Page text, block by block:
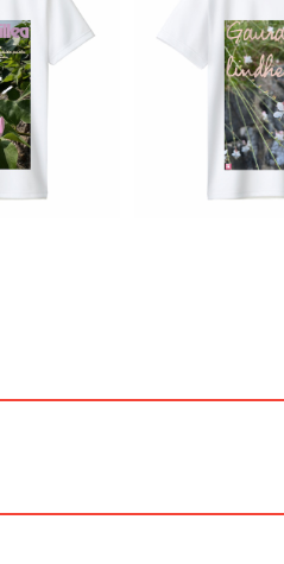
イ GLIMME
プリント U
T shirt オリ
ク 洗い替
定番 半袖 s
casual
Tシャツ フォト
R ポリエステル
Vカット 吸汗
ジナル スポー
え カジュアル
aritikari
original harley